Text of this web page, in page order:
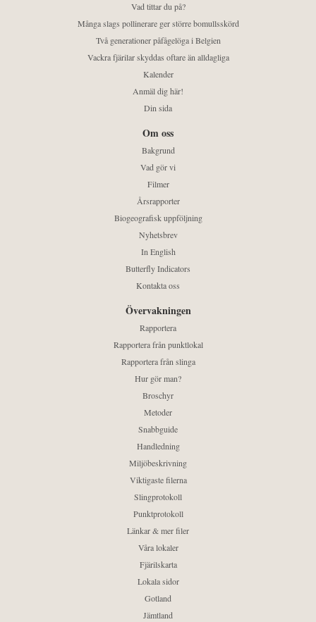
Vad tittar du på?
Många slags pollinerare ger större bomullsskörd
Två generationer påfågelöga i Belgien
Vackra fjärilar skyddas oftare än alldagliga
Kalender
Anmäl dig här!
Din sida
Om oss
Bakgrund
Vad gör vi
Filmer
Årsrapporter
Biogeografisk uppföljning
Nyhetsbrev
In English
Butterfly Indicators
Kontakta oss
Övervakningen
Rapportera
Rapportera från punktlokal
Rapportera från slinga
Hur gör man?
Broschyr
Metoder
Snabbguide
Handledning
Miljöbeskrivning
Viktigaste filerna
Slingprotokoll
Punktprotokoll
Länkar & mer filer
Våra lokaler
Fjärilskarta
Lokala sidor
Gotland
Jämtland